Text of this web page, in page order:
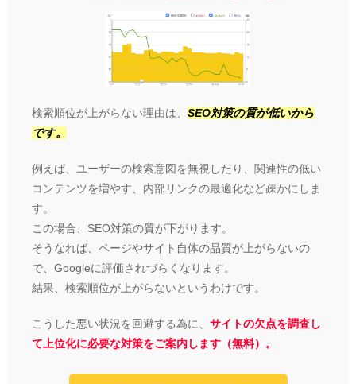
検索順位が上がらない理由は、 SEO対策の質が低いから
です。
例えば、ユーザーの検索意図を無視したり、関連性の低い
コンテンツを増やす、内部リンクの最適化など疎かにしま
す。
この場合、SEO対策の質が下がります。
そうなれば、ページやサイト自体の品質が上がらないの
で、Googleに評価されづらくなります。
結果、検索順位が上がらないというわけです。
こうした悪い状況を回避する為に、 サイトの欠点を調査し
て上位化に必要な対策をご案内します（無料）。